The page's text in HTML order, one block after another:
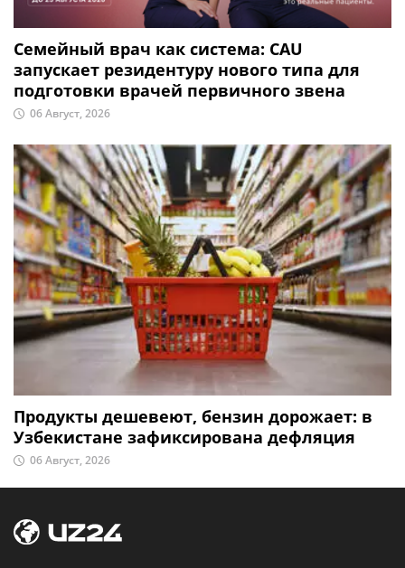
Семейный врач как система: CAU
запускает резидентуру нового типа для
подготовки врачей первичного звена
06 Август, 2026
Продукты дешевеют, бензин дорожает: в
Узбекистане зафиксирована дефляция
06 Август, 2026